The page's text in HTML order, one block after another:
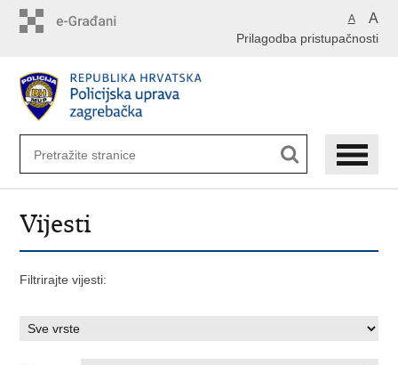
A A
Prilagodba pristupačnosti
Vijesti
Filtrirajte vijesti: